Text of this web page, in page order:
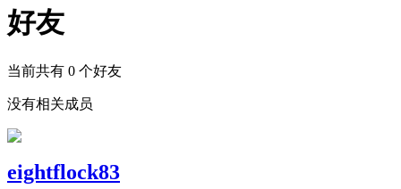
好友
当前共有 0 个好友
没有相关成员
eightflock83